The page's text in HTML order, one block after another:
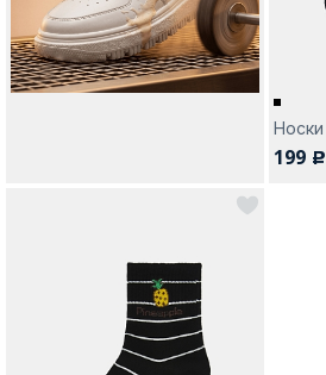
199 c